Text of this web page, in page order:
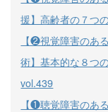
援】高齢者の７つ
【❷視覚障害のあ
術】基本的な８つ
vol.439
【❶聴覚障害のあ